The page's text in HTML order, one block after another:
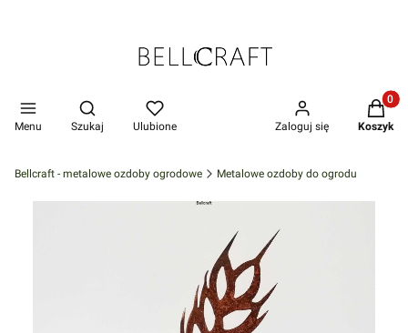
Menu
Otwórz wyszukiwarkę
Szukaj Ulubione Zaloguj się Koszyk
Bellcraft - metalowe ozdoby ogrodowe Metalowe ozdoby do ogrodu